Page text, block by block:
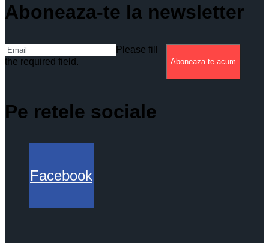
Aboneaza-te la newsletter
Please fill
the required field.
Aboneaza-te acum
Pe retele sociale
Facebook